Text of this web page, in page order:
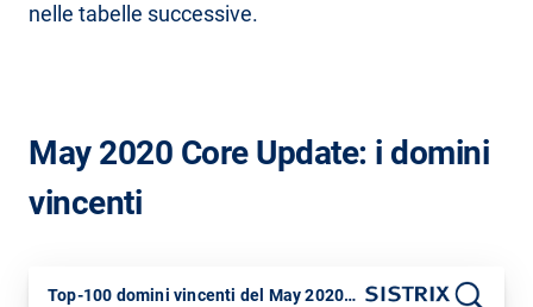
nelle tabelle successive.
May 2020 Core Update: i domini
vincenti
Top-100 domini vincenti del May 2020 Core Update